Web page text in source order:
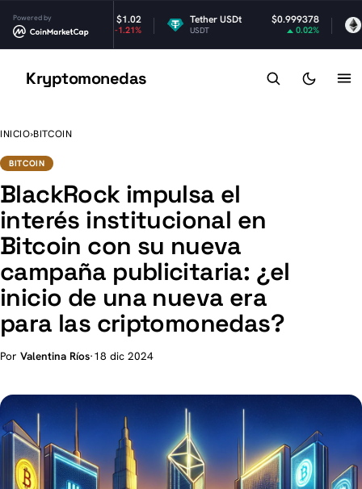
Powered by
-1.21%
Tether USDt $0.999378
USDT
Kryptomonedas
INICIO›BITCOIN
BITCOIN
BlackRock impulsa el
interés institucional en
Bitcoin con su nueva
campaña publicitaria: ¿el
inicio de una nueva era
para las criptomonedas?
Por Valentina Ríos·18 dic 2024